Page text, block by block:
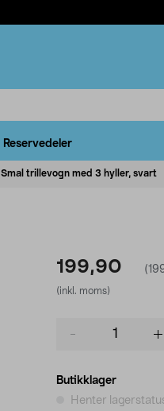
Reservedeler
Smal trillevogn med 3 hyller, svart
199,90
(inkl. moms)
Butikklager
Henter